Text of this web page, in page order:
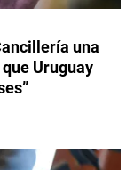
una
Uruguay